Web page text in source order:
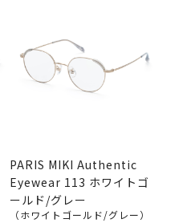
PARIS MIKI Authentic
Eyewear 113 ホワイトゴ
ールド/グレー
（ホワイトゴールド/グレー）